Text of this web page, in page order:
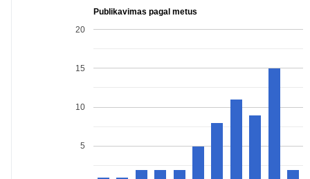
Publikavimas pagal metus
5
10
15
20